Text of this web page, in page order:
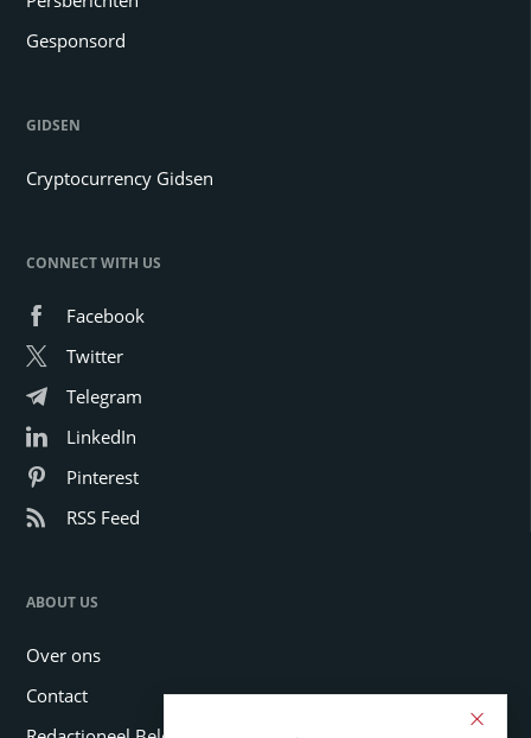
Gesponsord
GIDSEN
Cryptocurrency Gidsen
CONNECT WITH US
Facebook
Twitter
Telegram
LinkedIn
Pinterest
RSS Feed
ABOUT US
Over ons
Contact